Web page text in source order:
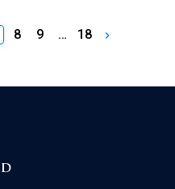
8 9 … 18 keyboard_arrow_right